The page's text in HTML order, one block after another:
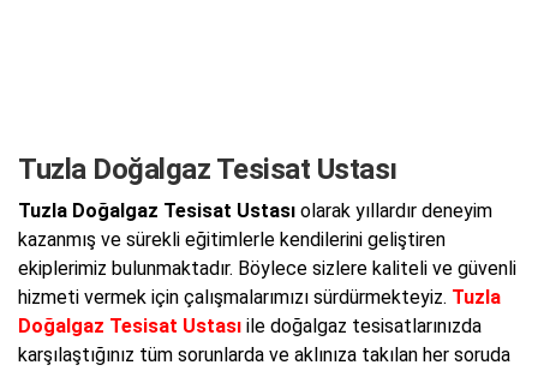
Tuzla Doğalgaz Tesisat Ustası
Tuzla Doğalgaz Tesisat Ustası olarak yıllardır deneyim
kazanmış ve sürekli eğitimlerle kendilerini geliştiren
ekiplerimiz bulunmaktadır. Böylece sizlere kaliteli ve güvenli
hizmeti vermek için çalışmalarımızı sürdürmekteyiz. Tuzla
Doğalgaz Tesisat Ustası ile doğalgaz tesisatlarınızda
karşılaştığınız tüm sorunlarda ve aklınıza takılan her soruda